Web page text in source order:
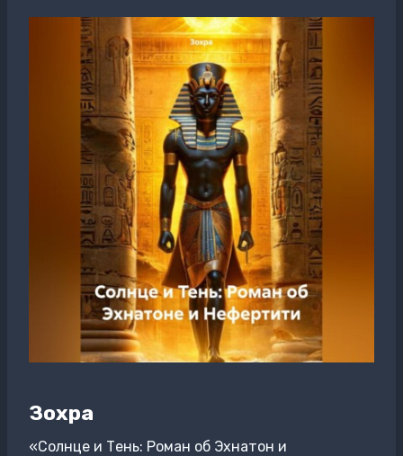
Зохра
«Солнце и Тень: Роман об Эхнатон и